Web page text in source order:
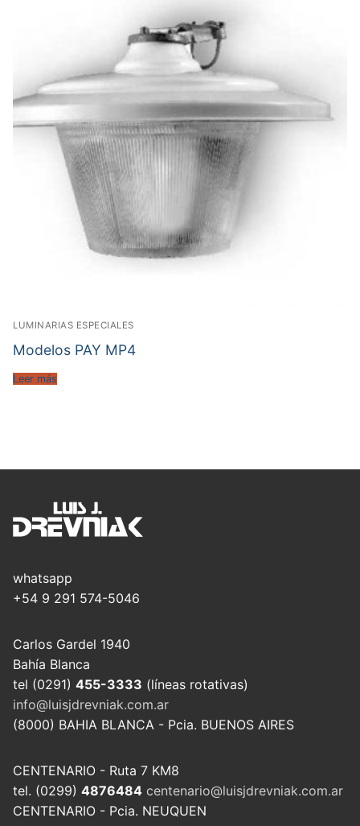
LUMINARIAS ESPECIALES
Modelos PAY MP4
Leer más
whatsapp
+54 9 291 574-5046
Carlos Gardel 1940
Bahía Blanca
tel (0291) 455-3333 (líneas rotativas)
info@luisjdrevniak.com.ar
(8000) BAHIA BLANCA - Pcia. BUENOS AIRES
CENTENARIO - Ruta 7 KM8
tel. (0299) 4876484 centenario@luisjdrevniak.com.ar
CENTENARIO - Pcia. NEUQUEN